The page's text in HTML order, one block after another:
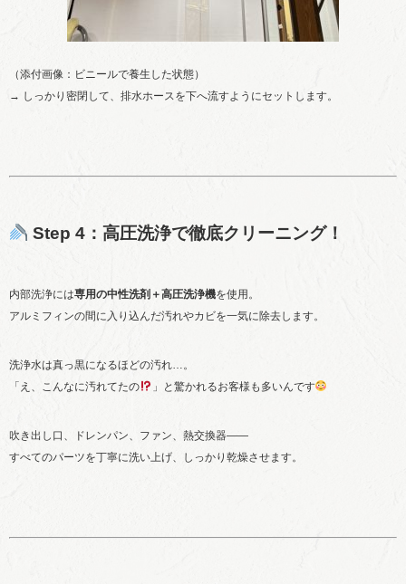
（添付画像：ビニールで養生した状態）
→ しっかり密閉して、排水ホースを下へ流すようにセットします。
Step 4：高圧洗浄で徹底クリーニング！
内部洗浄には専用の中性洗剤＋高圧洗浄機を使用。
アルミフィンの間に入り込んだ汚れやカビを一気に除去します。
洗浄水は真っ黒になるほどの汚れ…。
「え、こんなに汚れてたの
」と驚かれるお客様も多いんです
吹き出し口、ドレンパン、ファン、熱交換器――
すべてのパーツを丁寧に洗い上げ、しっかり乾燥させます。